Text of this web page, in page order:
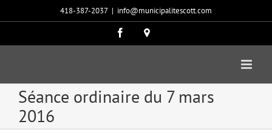
418-387-2037 | info@municipalitescott.com
Facebook
Carte
Séance ordinaire du 7 mars
2016